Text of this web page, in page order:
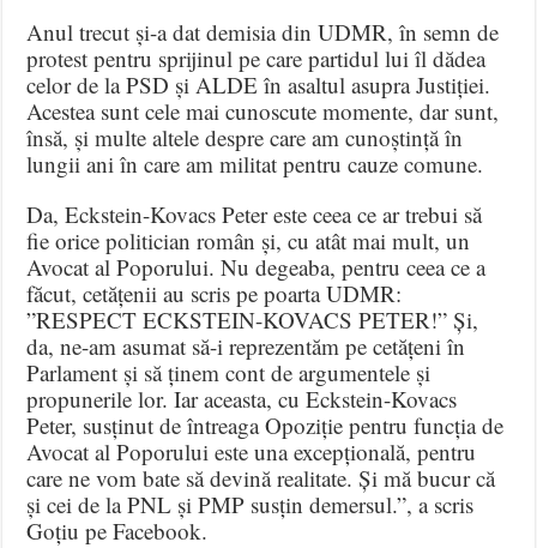
Anul trecut și-a dat demisia din UDMR, în semn de
protest pentru sprijinul pe care partidul lui îl dădea
celor de la PSD și ALDE în asaltul asupra Justiției.
Acestea sunt cele mai cunoscute momente, dar sunt,
însă, și multe altele despre care am cunoștință în
lungii ani în care am militat pentru cauze comune.
Da, Eckstein-Kovacs Peter este ceea ce ar trebui să
fie orice politician român și, cu atât mai mult, un
Avocat al Poporului. Nu degeaba, pentru ceea ce a
făcut, cetățenii au scris pe poarta UDMR:
”RESPECT ECKSTEIN-KOVACS PETER!” Și,
da, ne-am asumat să-i reprezentăm pe cetățeni în
Parlament și să ținem cont de argumentele și
propunerile lor. Iar aceasta, cu Eckstein-Kovacs
Peter, susținut de întreaga Opoziție pentru funcția de
Avocat al Poporului este una excepțională, pentru
care ne vom bate să devină realitate. Și mă bucur că
și cei de la PNL și PMP susțin demersul.”, a scris
Goțiu pe Facebook.